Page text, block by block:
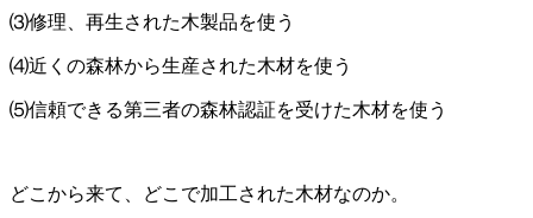
⑶修理、再生された木製品を使う
⑷近くの森林から生産された木材を使う
⑸信頼できる第三者の森林認証を受けた木材を使う
どこから来て、どこで加工された木材なのか。